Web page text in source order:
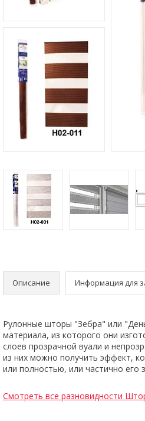
Описание Информация для
Рулонные шторы "Зебра" или
материала, из которого они
слоев прозрачной вуали и
из них можно получить эффект,
или полностью, или частично его
Смотреть все разновидности